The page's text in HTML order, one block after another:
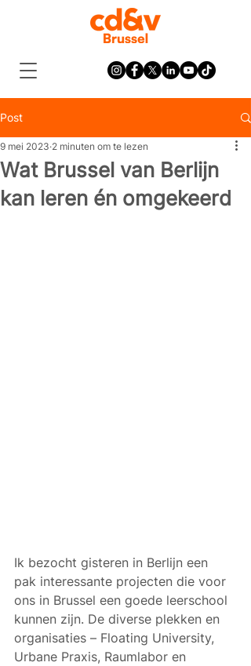
Post
Wat Brussel van Berlijn
kan leren én omgekeerd
9 mei 2023 2 minuten om te lezen
Ik bezocht gisteren in Berlijn een
pak interessante projecten die voor
ons in Brussel een goede leerschool
kunnen zijn. De diverse plekken en
organisaties – Floating University,
Urbane Praxis, Raumlabor en